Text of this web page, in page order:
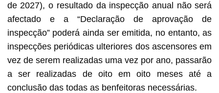
de 2027), o resultado da inspecção anual não será
afectado e a “Declaração de aprovação de
inspecção” poderá ainda ser emitida, no entanto, as
inspecções periódicas ulteriores dos ascensores em
vez de serem realizadas uma vez por ano, passarão
a ser realizadas de oito em oito meses até a
conclusão das todas as benfeitoras necessárias.